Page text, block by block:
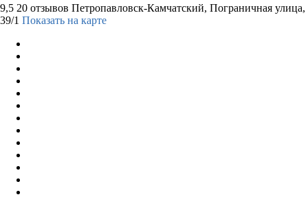
9,5 20 отзывов Петропавловск-Камчатский, Пограничная улица,
39/1 Показать на карте